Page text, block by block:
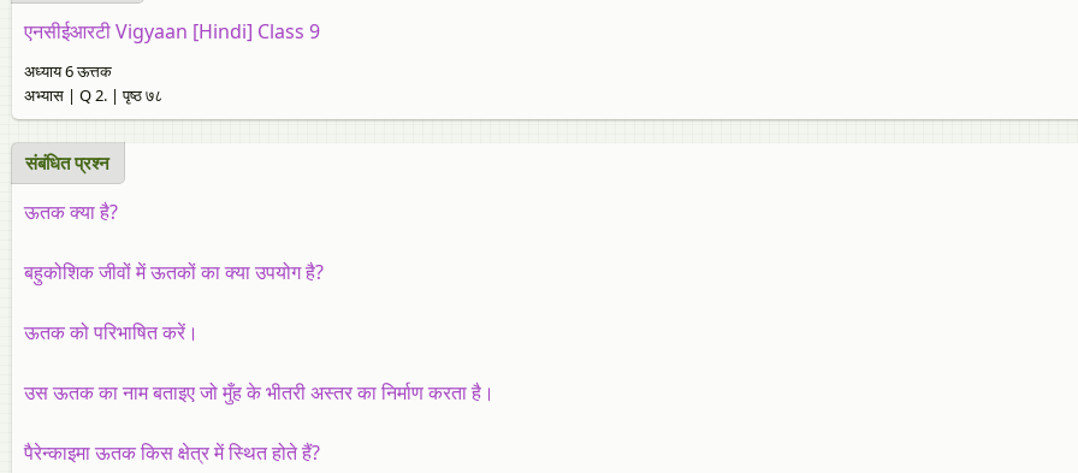
एनसीईआरटी Vigyaan [Hindi] Class 9
अध्याय 6 ऊत्तक
अभ्यास | Q 2. | पृष्ठ ७८
संबंधित प्रश्न
ऊतक क्या है?
बहुकोशिक जीवों में ऊतकों का क्या उपयोग है?
ऊतक को परिभाषित करें।
उस ऊतक का नाम बताइए जो मुँह के भीतरी अस्तर का निर्माण करता है।
पैरेन्काइमा ऊतक किस क्षेत्र में स्थित होते हैं?